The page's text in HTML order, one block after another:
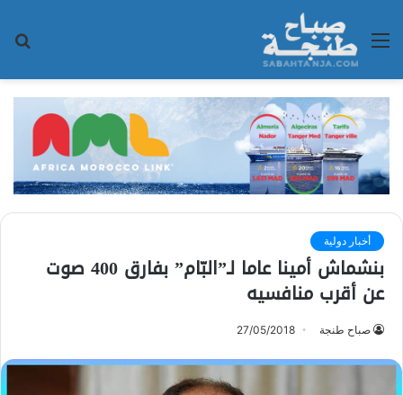
القائمة
أخبار دولية
بنشماش أمينا عاما لـ”البّام” بفارق 400 صوت
عن أقرب منافسيه
صباح طنجة 27/05/2018